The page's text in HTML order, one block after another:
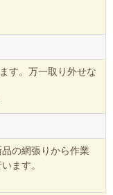
す。万一取り外せな
の網張りから作業
ます。